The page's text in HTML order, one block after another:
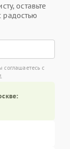
оставьте
соглашаетесь с